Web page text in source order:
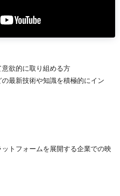
意欲的に取り組める方
最新技術や知識を積極的にイン
トフォームを展開する企業での映